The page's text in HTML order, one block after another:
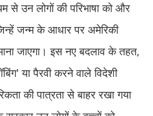
से उन लोगों की परिभाषा को और
जन्म के आधार पर अमेरिकी
जाएगा। इस नए बदलाव के तहत,
या पैरवी करने वाले विदेशी
की पात्रता से बाहर रखा गया